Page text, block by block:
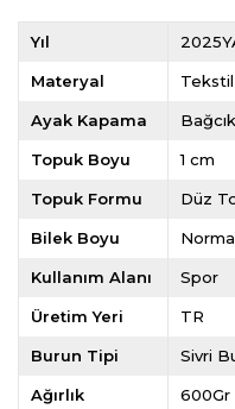
Yıl
Materyal Tekstil
Ayak Kapama
Topuk Boyu 1 cm
Topuk Formu Düz
Bilek Boyu
Kullanım Alanı Spor
Üretim Yeri TR
Burun Tipi Sivri
Ağırlık 600Gr